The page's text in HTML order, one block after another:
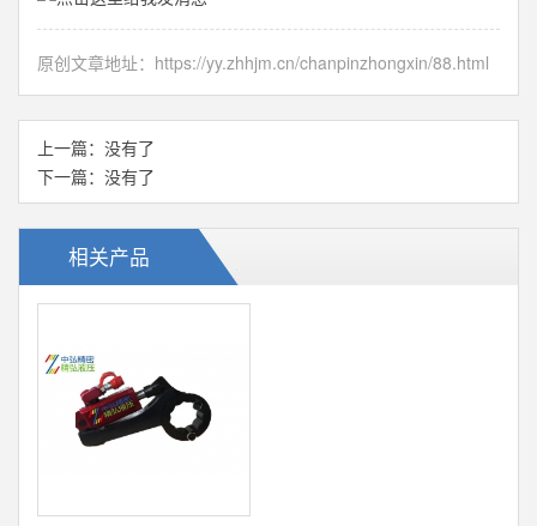
原创文章地址： https://yy.zhhjm.cn/chanpinzhongxin/88.html
上一篇：没有了
下一篇：没有了
相关产品